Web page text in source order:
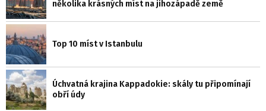
několika krásných míst na jihozápadě země
Top 10 míst v Istanbulu
Úchvatná krajina Kappadokie: skály tu připomínají
obří údy